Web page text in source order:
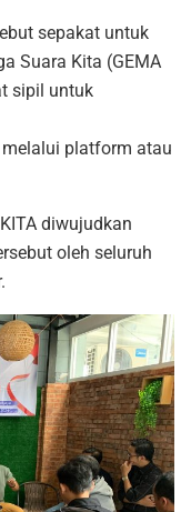
sepakat untuk
Suara Kita (GEMA
sipil untuk
platform atau
diwujudkan
oleh seluruh